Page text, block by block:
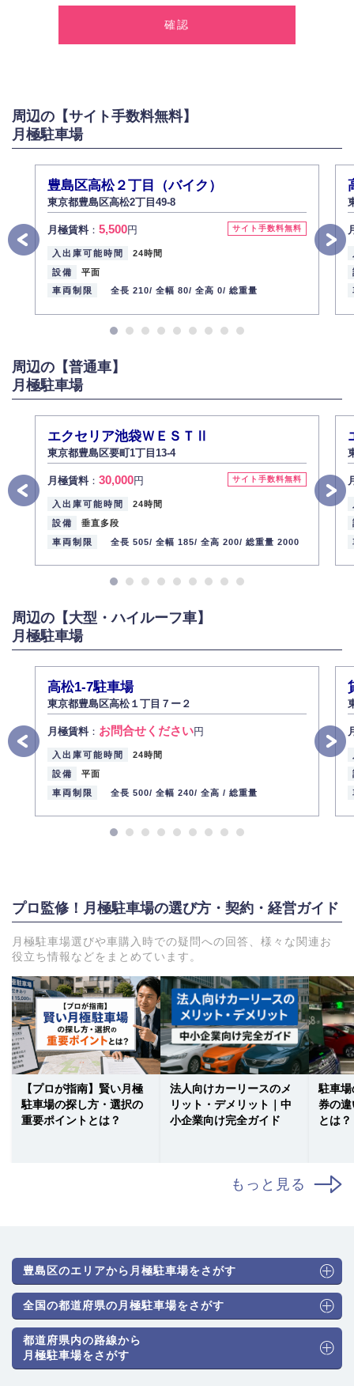
2.個人情報の利用
お問い合わせに対する回答、資料等の送付
採用に関する回答、情報の提供
弊社は取り扱う個人情報の外部への漏洩を防止し、その利用目的に応じて
適切かつ安全に管理します。
4.個人情報の第三者提供
法的義務など正当な理由に基づく要請があった場合を除き、お客様の個人
情報をご本人の同意なく第三者に提供いたしません。
5.個人情報の開示・訂正・削除
お客様ご本人から自己の個人情報開示の請求があった場合、すみやかに開
ん）。
また、個人情報の内容に誤りがあり、ご本人から訂正・追加・削除の請求
6.個人情報管理の社内教育
弊社社員全員が、個人情報の取り扱いについての重要性を理解し、より適
切に管理するよう社内教育を実施してまいります。
代表取締役社長 野口 幸男
周辺の【サイト手数料無料】
月極駐車場
豊島区高松２丁目（バイク）
東京都豊島区高松2丁目49-8
サイト手数料無料
月極賃料： 5,500円
入出庫可能時間
24時間
設備
平面
車両制限
全長 210/ 全幅 80/ 全高 0/ 総重量
周辺の【普通車】
月極駐車場
エクセリア池袋ＷＥＳＴⅡ
東京都豊島区要町1丁目13-4
サイト手数料無料
月極賃料： 30,000円
入出庫可能時間
24時間
設備
垂直多段
車両制限
全長 505/ 全幅 185/ 全高 200/ 総重量 2000
周辺の【大型・ハイルーフ車】
月極駐車場
高松1-7駐車場
東京都豊島区高松１丁目７ー２
月極賃料： お問合せください円
入出庫可能時間
24時間
設備
平面
車両制限
全長 500/ 全幅 240/ 全高 / 総重量
プロ監修！月極駐車場の選び方・契約・経営ガイド
月極駐車場選びや車購入時での疑問への回答、様々な関連お
役立ち情報などをまとめています。
【プロが指南】賢い月極
駐車場の探し方・選択の
重要ポイントとは？
法人向けカーリースのメ
リット・デメリット｜中
小企業向け完全ガイド
駐車
券の
とは？
もっと見る
豊島区のエリアから月極駐車場をさがす
全国の都道府県の月極駐車場をさがす
都道府県内の路線から
月極駐車場をさがす